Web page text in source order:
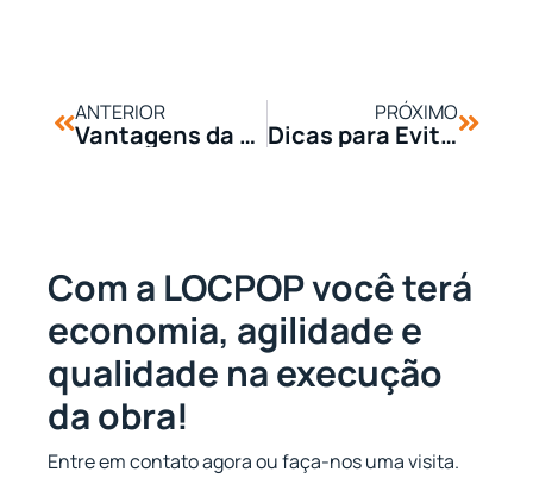
ANTERIOR
Vantagens da Roçadeira a Gasolina: Agilidade e Eficiência na Limpeza de Terrenos
PRÓXIMO
Dicas para Evitar Acidentes em Andaimes: Segurança Sempre em Primeiro Lugar
Com a LOCPOP você terá
economia, agilidade e
qualidade na execução
da obra!
Entre em contato agora ou faça-nos uma visita.